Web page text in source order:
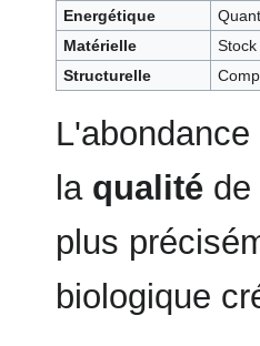
Energétique
Matérielle
Structurelle
la qualité
plus
biologique